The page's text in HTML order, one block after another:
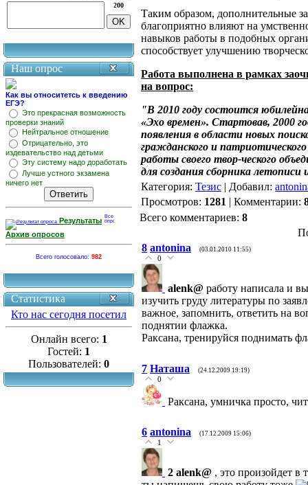
200
Наш опрос
Как вы относитетсь к введению
ЕГЭ?
Это прекрасная возможность
проверки знаний
Нейтральное отношение
Отрицательно, это
издевательство над детьми
Эту систему надо доработать
Лучше устного экзамена
ничего нет
Результаты
Архив опросов
Всего голосовало: 982
Статистика
Кто нас сегодня посетил
Онлайн всего: 1
Гостей: 1
Пользователей: 0
Таким образом, дополнительные
благоприятно влияют на
навыков работы в подобных
способствует улучшению
Работа выполнена в рамках
на вопрос:
"В 2010 году состоится
«Эхо времен». Стартовав, 2000
появления в области новых
гражданского и
работы своего твор-ческого
для создания сборника
Категория: Тезис | Добавил:
Просмотров: 1281 | Комментарии:
Всего комментариев: 8
8 antonina (03.01.2010 11:55)
0
alenk@ работу написала и
изучить груду литературы по
важное, запомнить, ответить на
поднятии флажка.
Раксана, тренируйся поднимать
7 Наташа (24.12.2009 19:19)
0
Раксана, умничка просто,
6 antonina (17.12.2009 15:06)
1
2 alenk@ , это произойдет в